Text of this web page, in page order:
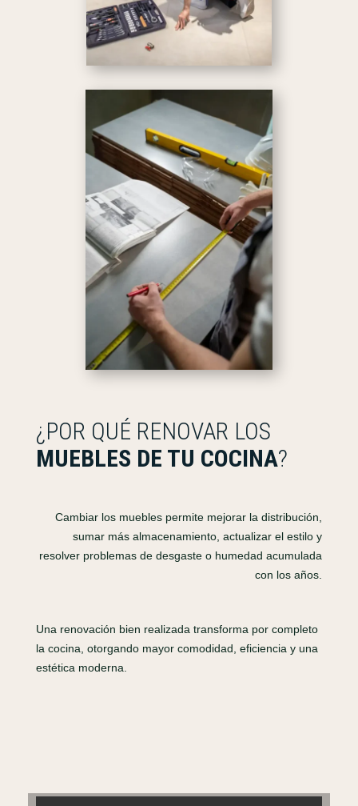
¿POR QUÉ RENOVAR LOS
MUEBLES DE TU COCINA?
Cambiar los muebles permite mejorar la distribución,
sumar más almacenamiento, actualizar el estilo y
resolver problemas de desgaste o humedad acumulada
con los años.
Una renovación bien realizada transforma por completo
la cocina, otorgando mayor comodidad, eficiencia y una
estética moderna.